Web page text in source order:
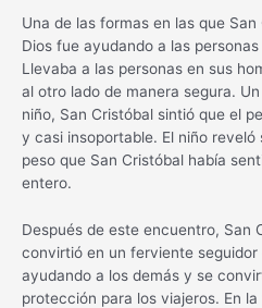
Una de las formas en las que
Dios fue ayudando a las
Llevaba a las personas en sus
al otro lado de manera segura.
niño, San Cristóbal sintió que el
y casi insoportable. El niño
peso que San Cristóbal había
entero.
Después de este encuentro, San
convirtió en un ferviente
ayudando a los demás y se
protección para los viajeros. En